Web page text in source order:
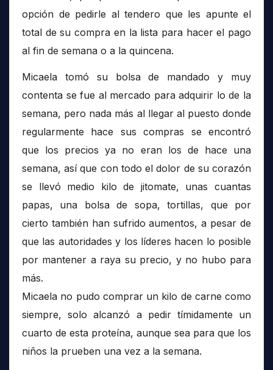
opción de pedirle al tendero que les apunte el
total de su compra en la lista para hacer el pago
al fin de semana o a la quincena.
Micaela tomó su bolsa de mandado y muy
contenta se fue al mercado para adquirir lo de la
semana, pero nada más al llegar al puesto donde
regularmente hace sus compras se encontró
que los precios ya no eran los de hace una
semana, así que con todo el dolor de su corazón
se llevó medio kilo de jitomate, unas cuantas
papas, una bolsa de sopa, tortillas, que por
cierto también han sufrido aumentos, a pesar de
que las autoridades y los líderes hacen lo posible
por mantener a raya su precio, y no hubo para
más.
Micaela no pudo comprar un kilo de carne como
siempre, solo alcanzó a pedir tímidamente un
cuarto de esta proteína, aunque sea para que los
niños la prueben una vez a la semana.